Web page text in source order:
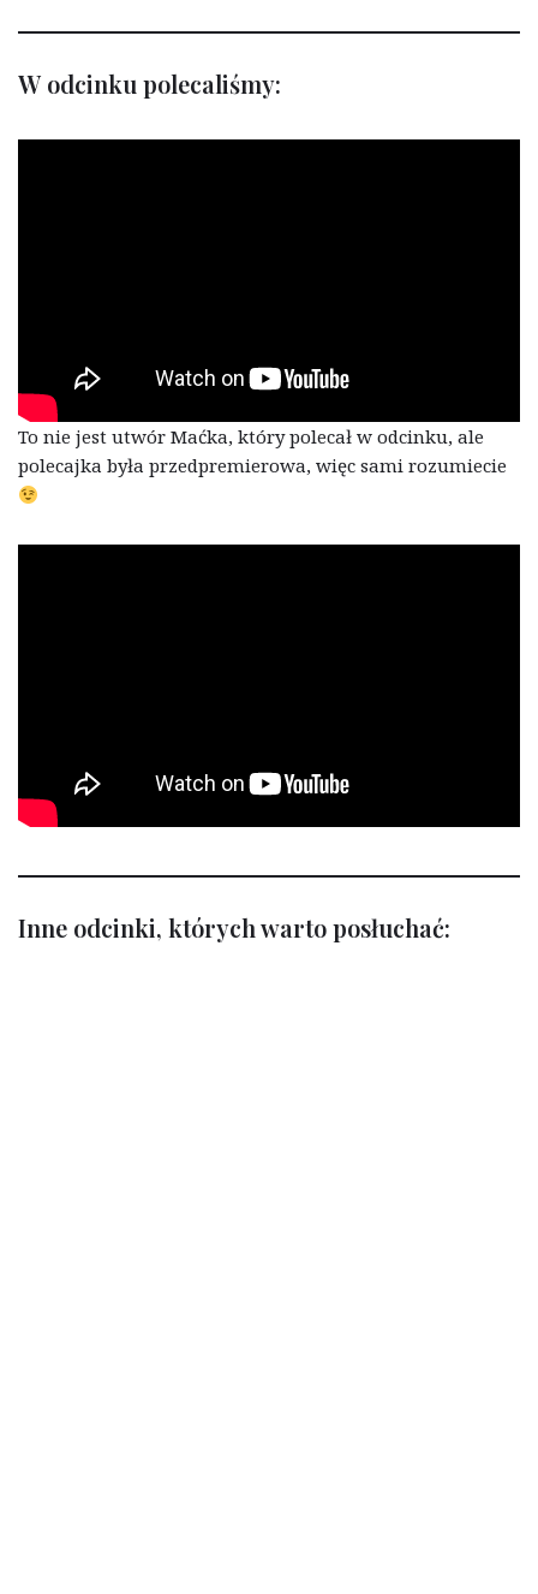
W odcinku polecaliśmy:
To nie jest utwór Maćka, który polecał w odcinku, ale
polecajka była przedpremierowa, więc sami rozumiecie
Inne odcinki, których warto posłuchać: